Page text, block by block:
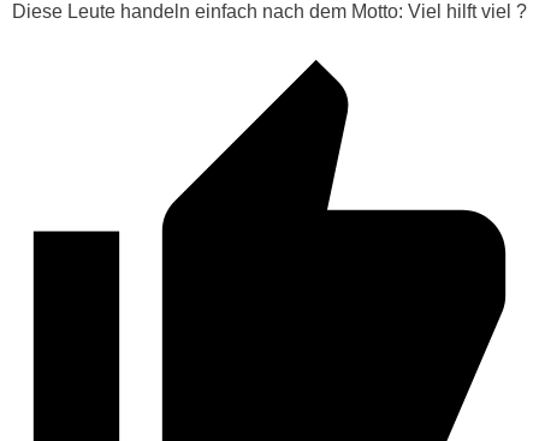
Diese Leute handeln einfach nach dem Motto: Viel hilft viel ?